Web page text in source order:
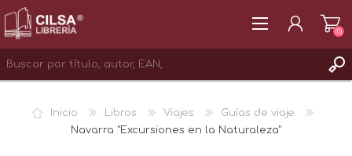
INICIAR SESIÓN
(0)
Inicio Libros Viajes
Guías de viaje
Navarra "Excursiones en la Naturaleza"